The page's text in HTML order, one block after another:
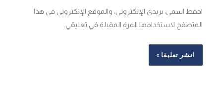
احفظ اسمي، بريدي الإلكتروني، والموقع الإلكتروني في هذا
المتصفح لاستخدامها المرة المقبلة في تعليقي.